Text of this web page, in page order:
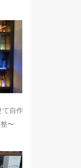
て自作
〜